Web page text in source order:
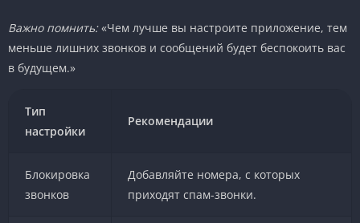
Важно помнить:«Чем лучше вы настроите приложение, тем
меньше лишних звонков и сообщений будет беспокоить вас
в будущем.»
Тип
настройки
Рекомендации
Блокировка
звонков
Добавляйте номера, с которых
приходят спам-звонки.